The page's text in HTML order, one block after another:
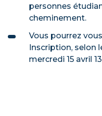
personnes
cheminement.
Vous pourrez
Inscription, selon
mercredi 15 avril